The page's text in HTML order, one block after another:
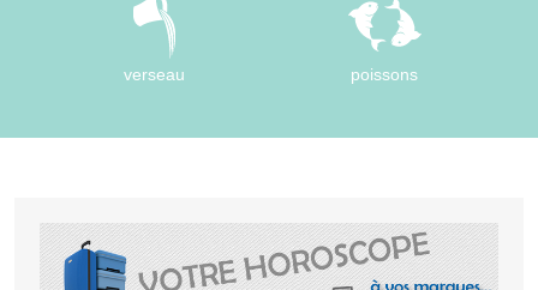
verseau poissons